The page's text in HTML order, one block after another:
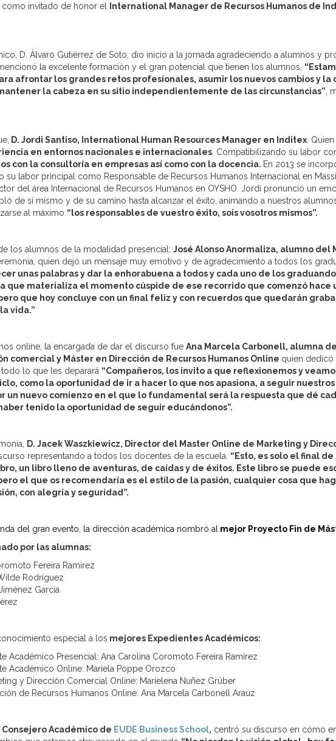
invitado de honor el
International Manager de Recursos Humanos de
D. Álvaro Gutiérrez de Soto, dio inicio a la jornada agradeciendo a alumnos y
la excelente formación y el gran potencial que tienen los alumnos, “
afrontar los grandes retos profesionales, asumir los nuevos cambios y la
la cabeza en su sitio independientemente de las circunstancias” ,
D. Jordi Santiso, International Human Resources Manager en Inditex .
en entornos nacionales e internacionales . Compatibilizando su labor
con la consultoría en empresas así como con la docencia. En 2013 se
su labor principal como Responsable de Recursos Humanos Internacional en
del área Internacional de Recursos Humanos en OYSHO. Jordi pronunció un
de sí mismo y de su camino hasta alcanzar el éxito, animando a nuestros
al máximo “los responsables de vuestro éxito, sois vosotros mismos”.
los alumnos de la modalidad presencial: José Alonso Anormaliza, alumno del
quien dejó un mensaje muy emotivo y de agradecimiento a todos los
unas palabras y dar la enhorabuena a todos y cada uno de los
que materializa el momento cúspide de ese recorrido que comenzó hace
que hoy concluye con un final feliz y con recuerdos que quedarán
vida.”
online, la encargada de dar el discurso fue Ana Marcela Carbonell, alumna
comercial y Máster en Dirección de Recursos Humanos Online quien dedicó
lo que les deparará “Compañeros, los invito a que reflexionemos y
como la oportunidad de ir a hacer lo que nos apasiona, a seguir nuestros
un nuevo comienzo en el que lo fundamental será la respuesta que dé
tenido la oportunidad de seguir educándonos”.
D. Jacek Waszkiewicz, Director del Master Online de Marketing y
representando a todos los docentes de la escuela. “Esto, es solo el final
un libro lleno de aventuras, de caídas y de éxitos. Este libro se puede
el que os recomendaría es el estilo de la pasión, cualquier cosa que
con alegría y seguridad”.
del gran evento, la dirección académica nombró al mejor Proyecto Fin de
por las alumnas:
Fereira Ramírez
Rodríguez
García
especial a los mejores Expedientes Académicos:
Académico Presencial: Ana Carolina Coromoto Fereira Ramírez
Académico Online: Mariela Poppe Orozco
y Dirección Comercial Online: Marielena Nuñez Grüber
de Recursos Humanos Online: Ana Marcela Carbonell Arauz
Consejero Académico de EUDE Business School, centró su discurso en cómo